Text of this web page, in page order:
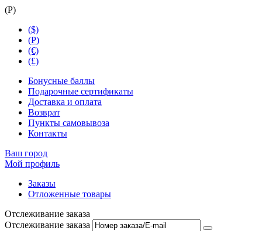
(Р)
($)
(Р)
(€)
(£)
Бонусные баллы
Подарочные сертификаты
Доставка и оплата
Возврат
Пункты самовывоза
Контакты
Ваш город
Мой профиль
Заказы
Отложенные товары
Отслеживание заказа
Отслеживание заказа